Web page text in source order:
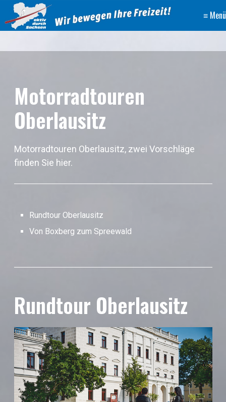
≡ Menü
Motorradtouren
Oberlausitz
Motorradtouren Oberlausitz, zwei Vorschläge
finden Sie hier.
Rundtour Oberlausitz
Von Boxberg zum Spreewald
Rundtour Oberlausitz